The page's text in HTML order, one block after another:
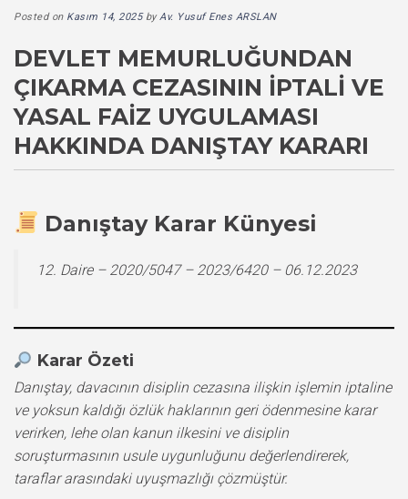
Posted on Kasım 14, 2025byAv. Yusuf Enes ARSLAN
DEVLET MEMURLUĞUNDAN
ÇIKARMA CEZASININ İPTALI VE
YASAL FAIZ UYGULAMASI
HAKKINDA DANIŞTAY KARARI
Danıştay Karar Künyesi
12. Daire – 2020/5047 – 2023/6420 – 06.12.2023
Karar Özeti
Danıştay, davacının disiplin cezasına ilişkin işlemin iptaline
ve yoksun kaldığı özlük haklarının geri ödenmesine karar
verirken, lehe olan kanun ilkesini ve disiplin
soruşturmasının usule uygunluğunu değerlendirerek,
taraflar arasındaki uyuşmazlığı çözmüştür.